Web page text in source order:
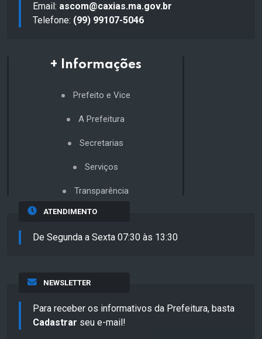
Email: ascom@caxias.ma.gov.br
Telefone: (99) 99107-5046
+ Informações
Prefeito e Vice
A Prefeitura
Secretarias
Serviços
Transparência
ATENDIMENTO
De Segunda a Sexta 07:30 às 13:30
NEWSLETTER
Para receber os informativos da Prefeitura, basta
Cadastrar seu e-mail!